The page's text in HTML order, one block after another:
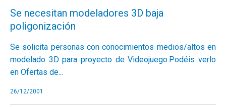
Se necesitan modeladores 3D baja
poligonización
Se solicita personas con conocimientos medios/altos en
modelado 3D para proyecto de Videojuego.Podéis verlo
en Ofertas de...
26/12/2001